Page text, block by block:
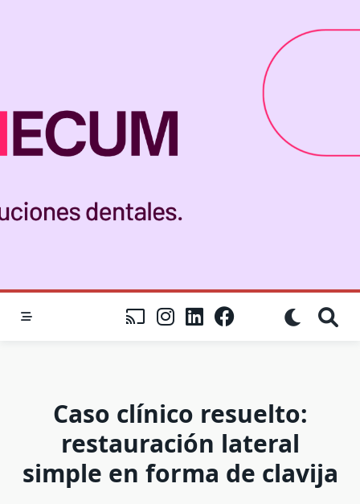
Caso clínico resuelto:
restauración lateral
simple en forma de clavija